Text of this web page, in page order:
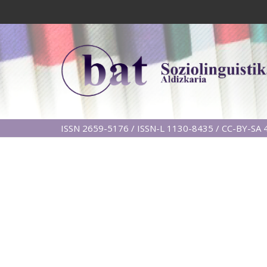
ISSN 2659-5176 / ISSN-L 1130-8435 / CC-BY-SA